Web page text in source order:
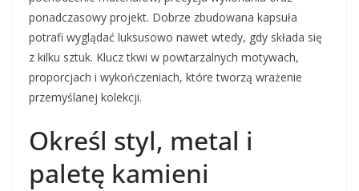
ponadczasowy projekt. Dobrze zbudowana kapsuła
potrafi wyglądać luksusowo nawet wtedy, gdy składa się
z kilku sztuk. Klucz tkwi w powtarzalnych motywach,
proporcjach i wykończeniach, które tworzą wrażenie
przemyślanej kolekcji.
Określ styl, metal i
paletę kamieni